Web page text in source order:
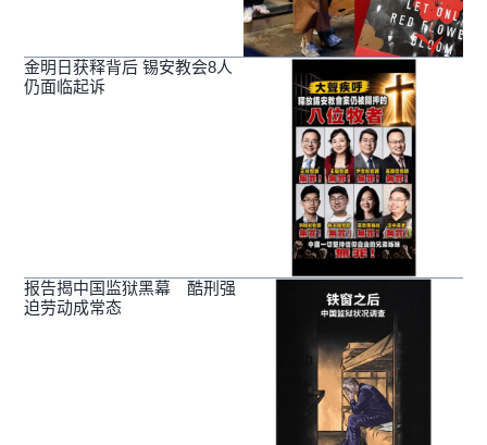
金明日获释背后 锡安教会8人
仍面临起诉
报告揭中国监狱黑幕 酷刑强
迫劳动成常态